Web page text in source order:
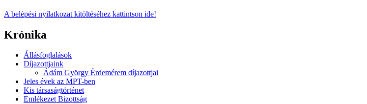
A belépési nyilatkozat kitöltéséhez kattintson ide!
Krónika
Állásfoglalások
Díjazottjaink
Ádám György Érdemérem díjazottjai
Jeles évek az MPT-ben
Kis társaságtörténet
Emlékezet Bizottság